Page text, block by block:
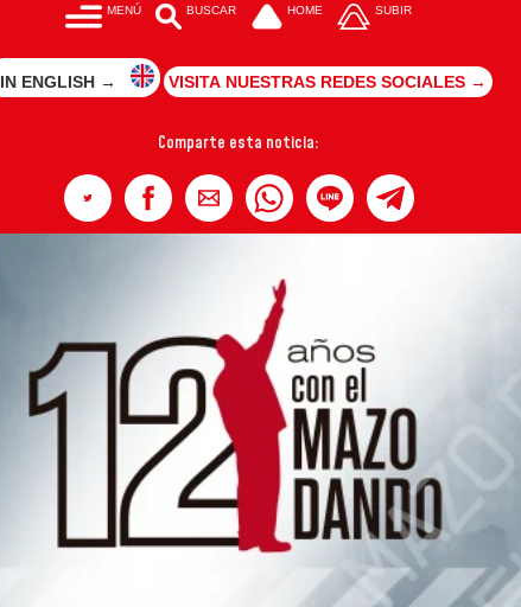
MENÚ BUSCAR HOME SUBIR
IN ENGLISH → VISITA NUESTRAS REDES SOCIALES →
Comparte esta noticia: